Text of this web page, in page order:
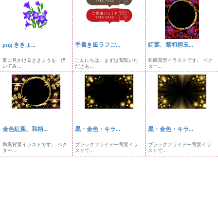
png ききょ...
夏に見かけるききょうを、描
いてみ...
手書き風ラフご...
こんにちは。まずは閲覧いた
だきあ...
紅葉、紫和柄玉...
和風背景イラストです。 ベク
ター...
金色紅葉、和柄...
和風背景イラストです。 ベク
ター...
黒・金色・キラ...
ブラックフライデー背景イラ
ストで...
黒・金色・キラ...
ブラックフライデー背景イラ
ストで...